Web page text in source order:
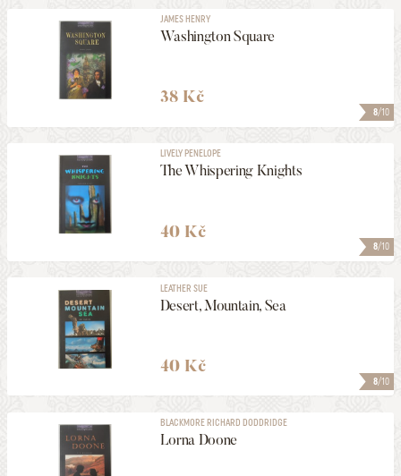
8/10
JAMES HENRY
Washington Square
38 Kč
8/10
LIVELY PENELOPE
The Whispering Knights
40 Kč
8/10
LEATHER SUE
Desert, Mountain, Sea
40 Kč
BLACKMORE RICHARD DODDRIDGE
Lorna Doone